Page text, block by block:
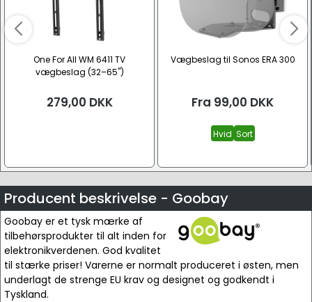
One For All WM 6411 TV
vægbeslag (32–65")
279,00 DKK
Vægbeslag til Sonos ERA 300
Fra 99,00 DKK
Hvid Sort
Producent beskrivelse - Goobay
Goobay er et tysk mærke af
tilbehørsprodukter til alt inden for
elektronikverdenen. God kvalitet
til stærke priser! Varerne er normalt produceret i østen, men
underlagt de strenge EU krav og designet og godkendt i
Tyskland.